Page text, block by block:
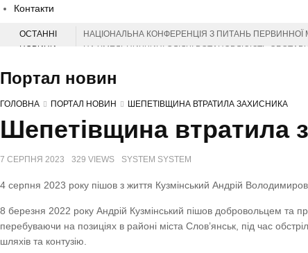
Контакти
ОСТАННІ
НОВИНИ
НАЦІОНАЛЬНА КОНФЕРЕНЦІЯ З ПИТАНЬ
НА ХМЕЛЬНИЧЧИНІ СЛІДЧІ ВСТАНОВЛЮЮТЬ
СЕРГІЙ ТЮРІН ПРИВІТАВ МУЗЕЙНИКІВ ОБЛАСТІ З
Портал новин
ГОЛОВНА ПОРТАЛ НОВИН ШЕПЕТІВЩИНА ВТРАТИЛА ЗАХИСНИКА
Шепетівщина втратила
7 СЕРПНЯ 2023 329 VIEWS SYSTEM SYSTEM
4 серпня 2023 року пішов з життя Кузмінський Андрій
8 березня 2022 року Андрій Кузмінський пішов добровольцем та
перебуваючи на позиціях в районі міста Слов’янськ, під час
шляхів та контузію.